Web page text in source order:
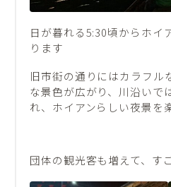
日が暮れる5:30頃からホイ
ります
旧市街の通りにはカラフル
な景色が広がり、川沿いで
れ、ホイアンらしい夜景を
団体の観光客も増えて、す